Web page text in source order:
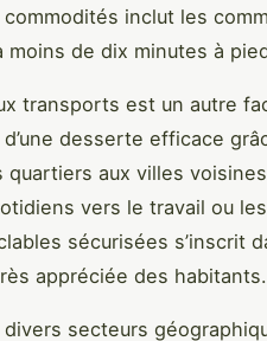
inclut les
moins de dix minutes à
transports est un autre
desserte efficace
quartiers aux villes
vers le travail ou
sécurisées s’inscrit
appréciée des habitants.
secteurs